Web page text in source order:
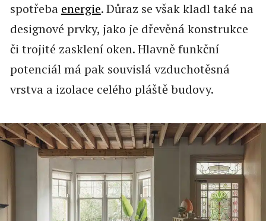
spotřeba energie. Důraz se však kladl také na
designové prvky, jako je dřevěná konstrukce
či trojité zasklení oken. Hlavně funkční
potenciál má pak souvislá vzduchotěsná
vrstva a izolace celého pláště budovy.